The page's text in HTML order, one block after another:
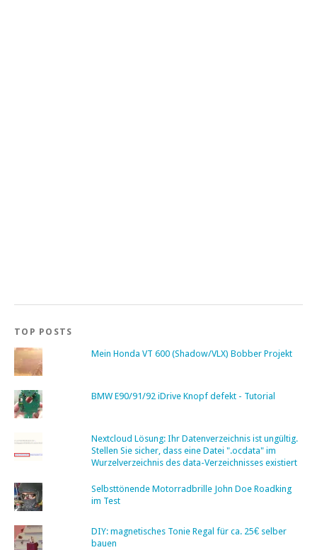
TOP POSTS
Mein Honda VT 600 (Shadow/VLX) Bobber Projekt
BMW E90/91/92 iDrive Knopf defekt - Tutorial
Nextcloud Lösung: Ihr Datenverzeichnis ist ungültig.
Stellen Sie sicher, dass eine Datei ".ocdata" im
Wurzelverzeichnis des data-Verzeichnisses existiert
Selbsttönende Motorradbrille John Doe Roadking
im Test
DIY: magnetisches Tonie Regal für ca. 25€ selber
bauen